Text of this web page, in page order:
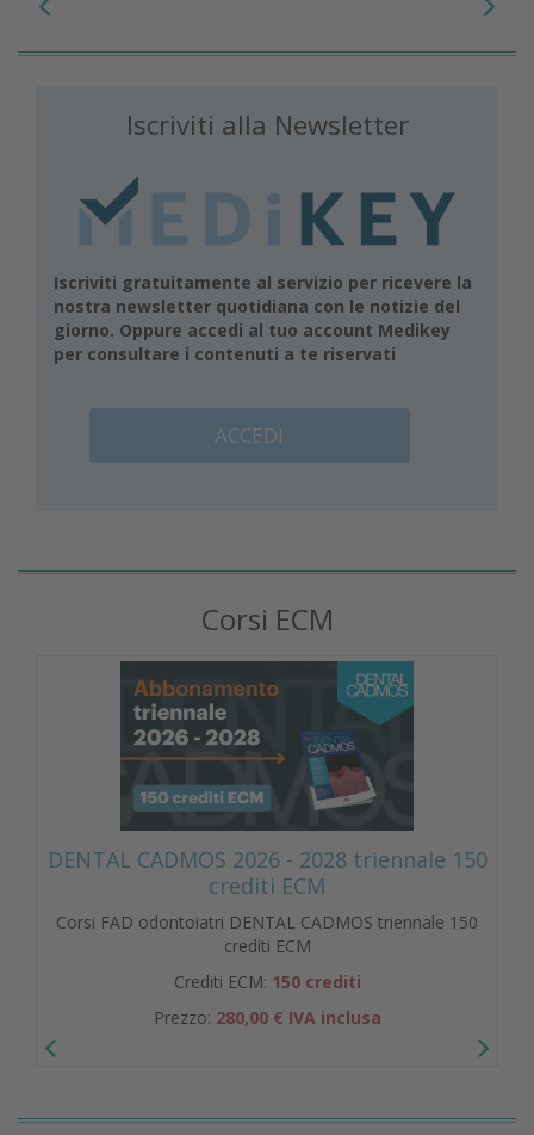
Iscriviti alla Newsletter
Iscriviti gratuitamente al servizio per ricevere la
nostra newsletter quotidiana con le notizie del
giorno. Oppure accedi al tuo account Medikey
per consultare i contenuti a te riservati
ACCEDI
Corsi ECM
DENTAL CADMOS 2026 - 2028 triennale 150
crediti ECM
Corsi FAD odontoiatri DENTAL CADMOS triennale 150
crediti ECM
Crediti ECM: 150 crediti
Prezzo: 280,00 € IVA inclusa